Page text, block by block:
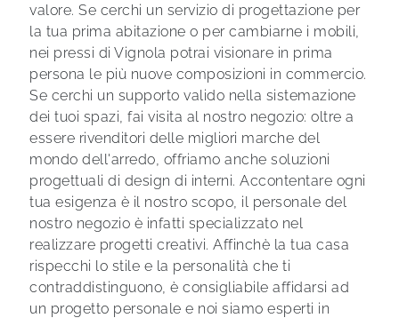
valore. Se cerchi un servizio di progettazione per
la tua prima abitazione o per cambiarne i mobili,
nei pressi di Vignola potrai visionare in prima
persona le più nuove composizioni in commercio.
Se cerchi un supporto valido nella sistemazione
dei tuoi spazi, fai visita al nostro negozio: oltre a
essere rivenditori delle migliori marche del
mondo dell'arredo, offriamo anche soluzioni
progettuali di design di interni. Accontentare ogni
tua esigenza è il nostro scopo, il personale del
nostro negozio è infatti specializzato nel
realizzare progetti creativi. Affinchè la tua casa
rispecchi lo stile e la personalità che ti
contraddistinguono, è consigliabile affidarsi ad
un progetto personale e noi siamo esperti in